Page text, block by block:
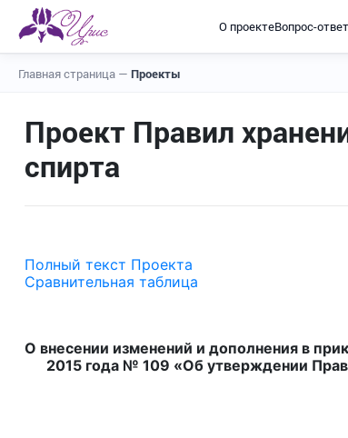
О проектеВопрос-ответ
Главная страница — Проекты
Проект Правил
спирта
Полный текст Проекта
Сравнительная таблица
О внесении изменений и дополнения в
2015 года № 109 «Об утверждении